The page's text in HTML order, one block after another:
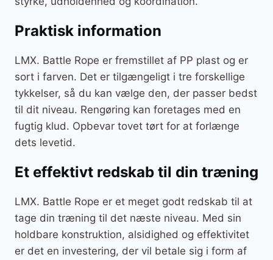
Praktisk information
LMX. Battle Rope er fremstillet af PP plast og er
sort i farven. Det er tilgængeligt i tre forskellige
tykkelser, så du kan vælge den, der passer bedst
til dit niveau. Rengøring kan foretages med en
fugtig klud. Opbevar tovet tørt for at forlænge
dets levetid.
Et effektivt redskab til din træning
LMX. Battle Rope er et meget godt redskab til at
tage din træning til det næste niveau. Med sin
holdbare konstruktion, alsidighed og effektivitet
er det en investering, der vil betale sig i form af